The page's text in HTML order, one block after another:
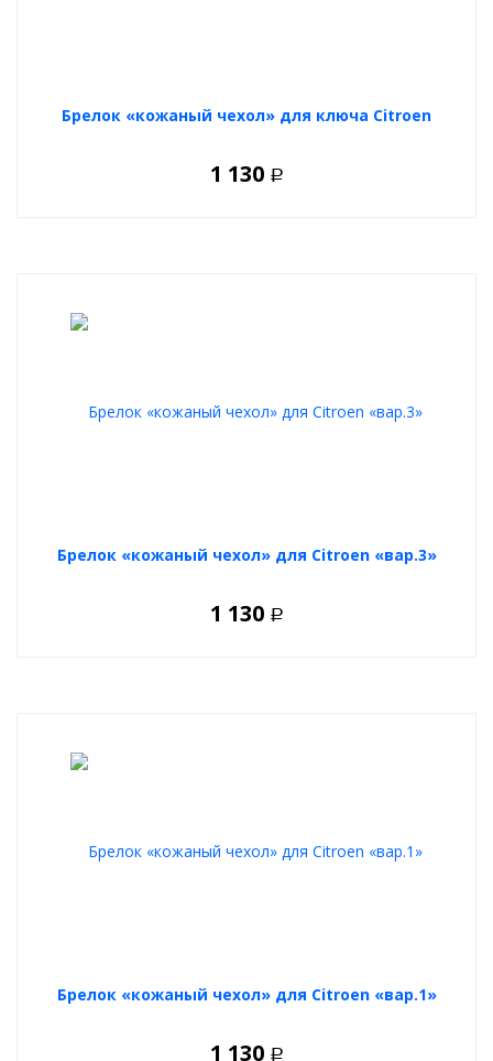
Брелок «кожаный чехол» для ключа Citroen
1 130 Р
Брелок «кожаный чехол» для Citroen «вар.3»
1 130 Р
Брелок «кожаный чехол» для Citroen «вар.1»
1 130 Р